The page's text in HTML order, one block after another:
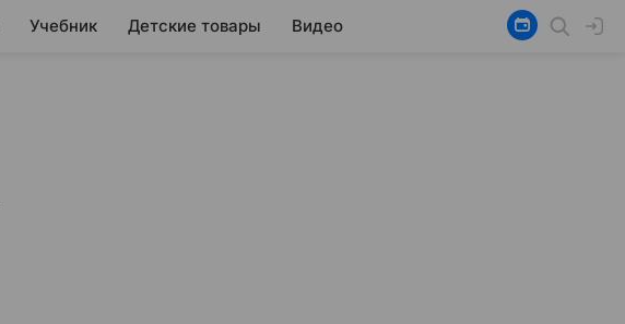
Учебник Детские товары Видео